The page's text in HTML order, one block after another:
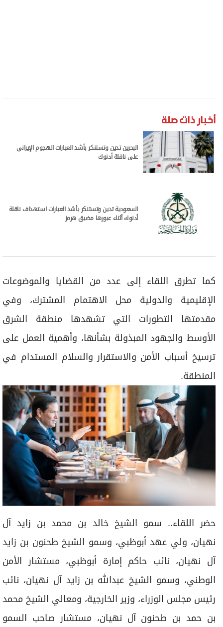
أخبار ذات صلة
البحرين تدين وتستنكر بأشد العبارات الهجوم الإيراني
على ناقلة أدنوك
السعودية تدين وتستنكر بأشد العبارات استهداف ناقلة
أدنوك أثناء عبورها مضيق هرمز
كما تطرق اللقاء إلى عدد من القضايا والموضوعات
الإقليمية والدولية محل الاهتمام المشترك، وفي
مقدمتها التطورات التي تشهدها منطقة الشرق
الأوسط والجهود المبذولة بشأنها، وأهمية العمل على
ترسيخ أسباب الأمن والاستقرار والسلام المستدام في
المنطقة.
حضر اللقاء.. سمو الشيخ خالد بن محمد بن زايد آل
نهيان، ولي عهد أبوظبي، وسمو الشيخ طحنون بن زايد
آل نهيان، نائب حاكم إمارة أبوظبي، مستشار الأمن
الوطني، وسمو الشيخ عبدالله بن زايد آل نهيان، نائب
رئيس مجلس الوزراء، وزير الخارجية، ومعالي الشيخ محمد
بن حمد بن طحنون آل نهيان، مستشار صاحب السمو